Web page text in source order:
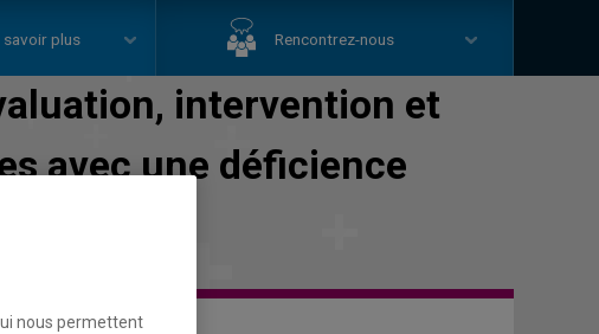
savoir plus Rencontrez-nous
intervention et
avec une déficience
nous permettent